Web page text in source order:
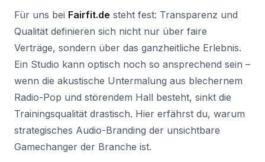
Für uns bei Fairfit.de steht fest: Transparenz und
Qualität definieren sich nicht nur über faire
Verträge, sondern über das ganzheitliche Erlebnis.
Ein Studio kann optisch noch so ansprechend sein –
wenn die akustische Untermalung aus blechernem
Radio-Pop und störendem Hall besteht, sinkt die
Trainingsqualität drastisch. Hier erfährst du, warum
strategisches Audio-Branding der unsichtbare
Gamechanger der Branche ist.